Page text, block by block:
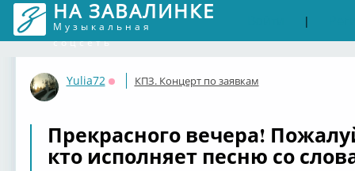
НА ЗАВАЛИНКЕ
Музыкальная
соцсеть
|
Yulia72
Оффлайн
КПЗ. Концерт по заявкам
Прекрасного вечера!
кто исполняет песню со